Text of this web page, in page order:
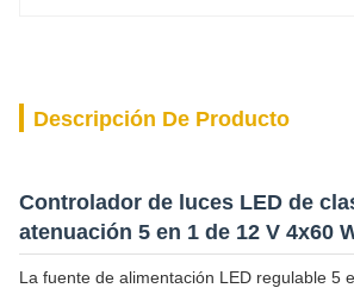
Descripción De Producto
Controlador de luces LED de
atenuación 5 en 1 de 12 V 4x60
La fuente de alimentación LED regulable 5